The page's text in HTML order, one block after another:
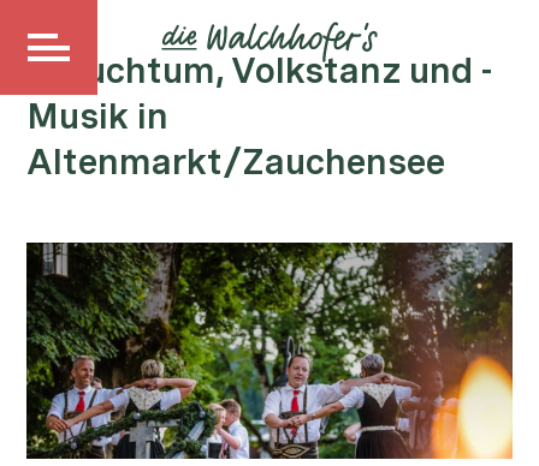
Brauchtum, Volkstanz und -
Musik in
Altenmarkt/Zauchensee